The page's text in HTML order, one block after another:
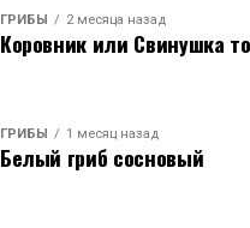
ГРИБЫ 2 месяца назад
Коровник или Свинушка
ГРИБЫ 1 месяц назад
Белый гриб сосновый